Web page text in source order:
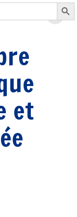
Search Search Button
et